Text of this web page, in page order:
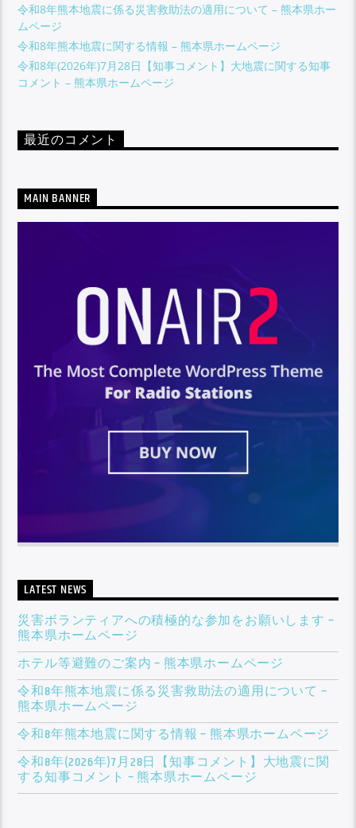
令和8年熊本地震に係る災害救助法の適用について – 熊本県ホー
ムページ
令和8年熊本地震に関する情報 – 熊本県ホームページ
​令和8年(2026年)7月28日【知事コメント】大地震に関する知事
コメント – 熊本県ホームページ
最近のコメント
MAIN BANNER
LATEST NEWS
災害ボランティアへの積極的な参加をお願いします –
熊本県ホームページ
ホテル等避難のご案内 – 熊本県ホームページ
令和8年熊本地震に係る災害救助法の適用について –
熊本県ホームページ
令和8年熊本地震に関する情報 – 熊本県ホームページ
​令和8年(2026年)7月28日【知事コメント】大地震に関
する知事コメント – 熊本県ホームページ